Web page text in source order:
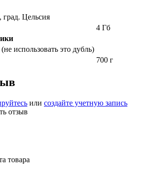
град. Цельсия
4 Гб
использовать это дубль)
700 г
или создайте учетную запись
отзыв
товара